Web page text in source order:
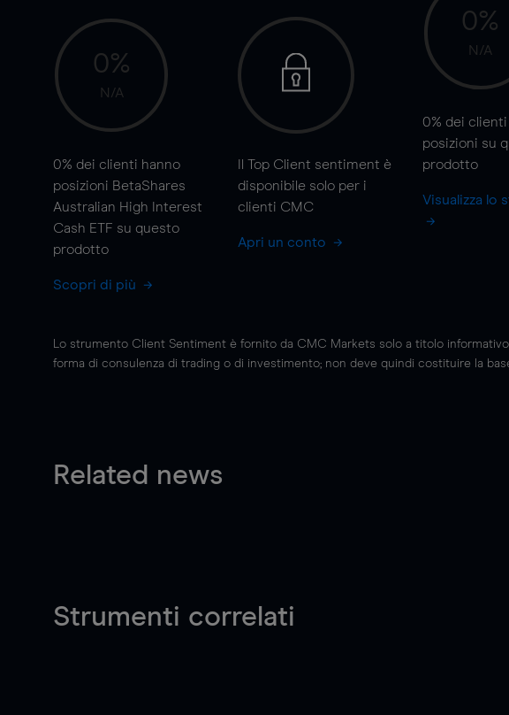
0%
N/A
0% dei clienti hanno
posizioni BetaShares
Australian High Interest
Cash ETF su questo
prodotto
Scopri di più
Il Top Client sentiment è
disponibile solo per i
clienti CMC
Apri un conto
0%
N/A
0% dei clienti
posizioni su
prodotto
Visualizza lo
Lo strumento Client Sentiment è fornito da CMC Markets solo a titolo
forma di consulenza di trading o di investimento; non deve quindi costituire la
Related news
Strumenti correlati